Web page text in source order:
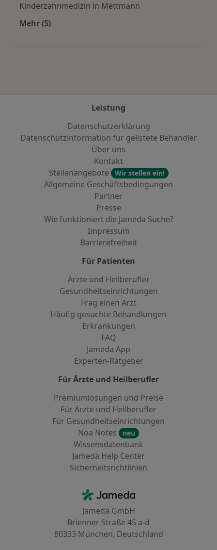
Kinderzahnmedizin in Mettmann
Mehr (5)
Leistung
Datenschutzerklärung
Datenschutzinformation für gelistete Behandler
Über uns
Kontakt
Stellenangebote
Wir stellen ein!
Allgemeine Geschäftsbedingungen
Partner
Presse
Wie funktioniert die Jameda Suche?
Impressum
Barrierefreiheit
Für Patienten
Ärzte und Heilberufler
Gesundheitseinrichtungen
Frag einen Arzt
Häufig gesuchte Behandlungen
Erkrankungen
FAQ
Jameda App
Experten-Ratgeber
Für Ärzte und Heilberufler
Premiumlösungen und Preise
Für Ärzte und Heilberufler
Für Gesundheitseinrichtungen
Noa Notes
neu
Wissensdatenbank
Jameda Help Center
Sicherheitsrichtlinien
Jameda - Startseite
Jameda GmbH
Brienner Straße 45 a-d
80333 München, Deutschland